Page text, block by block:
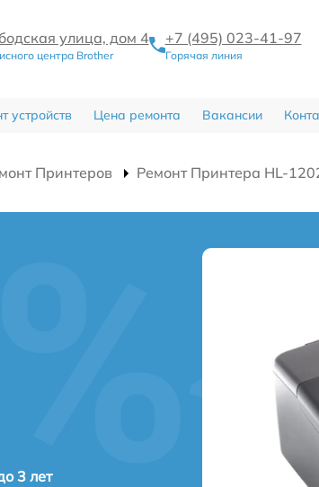
улица, дом 4
центра Brother
+7 (495) 023-41-97
Горячая линия
устройств Цена ремонта Вакансии
Принтеров Ремонт Принтера HL-
3 лет